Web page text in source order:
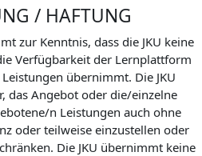
/ HAFTUNG
zur Kenntnis, dass die JKU keine
Verfügbarkeit der Lernplattform
übernimmt. Die JKU
das Angebot oder die/einzelne
n Leistungen auch ohne
oder teilweise einzustellen oder
Die JKU übernimmt keine